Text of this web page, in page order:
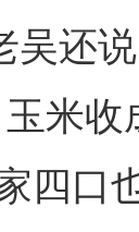
还
米
四口